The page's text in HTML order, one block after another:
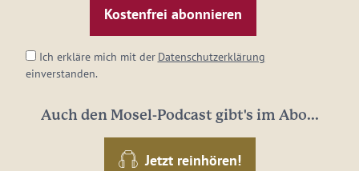
Adresse:
Ich erkläre mich mit der Datenschutzerklärung
einverstanden.
Auch den Mosel-Podcast gibt's im Abo...
Jetzt reinhören!